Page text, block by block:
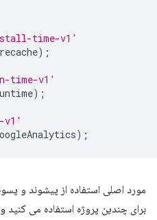
time-v1'
);
time-v1'
);
v1'
);
برای چندین پروژه استفاده می